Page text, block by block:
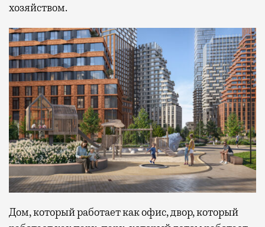
хозяйством.
Дом, который работает как офис, двор, который